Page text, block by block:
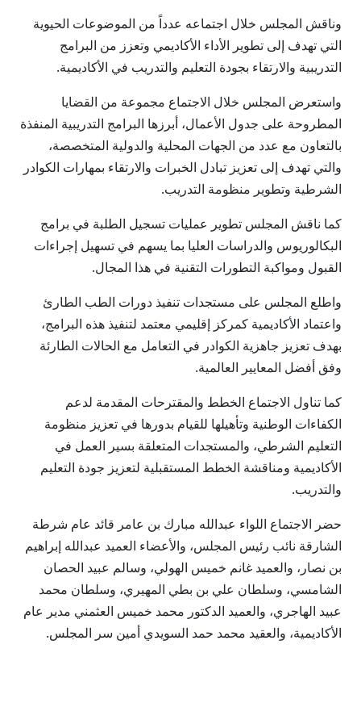
وناقش المجلس خلال اجتماعه عدداً من الموضوعات الحيوية
التي تهدف إلى تطوير الأداء الأكاديمي وتعزز من البرامج
التدريبية والارتقاء بجودة التعليم والتدريب في الأكاديمية.
واستعرض المجلس خلال الاجتماع مجموعة من القضايا
المطروحة على جدول الأعمال، أبرزها البرامج التدريبية المنفذة
بالتعاون مع عدد من الجهات المحلية والدولية المتخصصة،
والتي تهدف إلى تعزيز تبادل الخبرات والارتقاء بمهارات الكوادر
الشرطية وتطوير منظومة التدريب.
كما ناقش المجلس تطوير عمليات تسجيل الطلبة في برامج
البكالوريوس والدراسات العليا بما يسهم في تسهيل إجراءات
القبول ومواكبة التطورات التقنية في هذا المجال.
واطلع المجلس على مستجدات تنفيذ دورات الطب الطارئ
واعتماد الأكاديمية كمركز إقليمي معتمد لتنفيذ هذه البرامج،
بهدف تعزيز جاهزية الكوادر في التعامل مع الحالات الطارئة
وفق أفضل المعايير العالمية.
كما تناول الاجتماع الخطط والمقترحات المقدمة لدعم
الكفاءات الوطنية وتأهيلها للقيام بدورها في تعزيز منظومة
التعليم الشرطي، والمستجدات المتعلقة بسير العمل في
الأكاديمية ومناقشة الخطط المستقبلية لتعزيز جودة التعليم
والتدريب.
حضر الاجتماع اللواء عبدالله مبارك بن عامر قائد عام شرطة
الشارقة نائب رئيس المجلس، والأعضاء العميد عبدالله إبراهيم
بن نصار، والعميد غانم خميس الهولي، وسالم عبيد الحصان
الشامسي، وسلطان علي بن بطي المهيري، وسلطان محمد
عبيد الهاجري، والعميد الدكتور محمد خميس العثمني مدير عام
الأكاديمية، والعقيد محمد حمد السويدي أمين سر المجلس.